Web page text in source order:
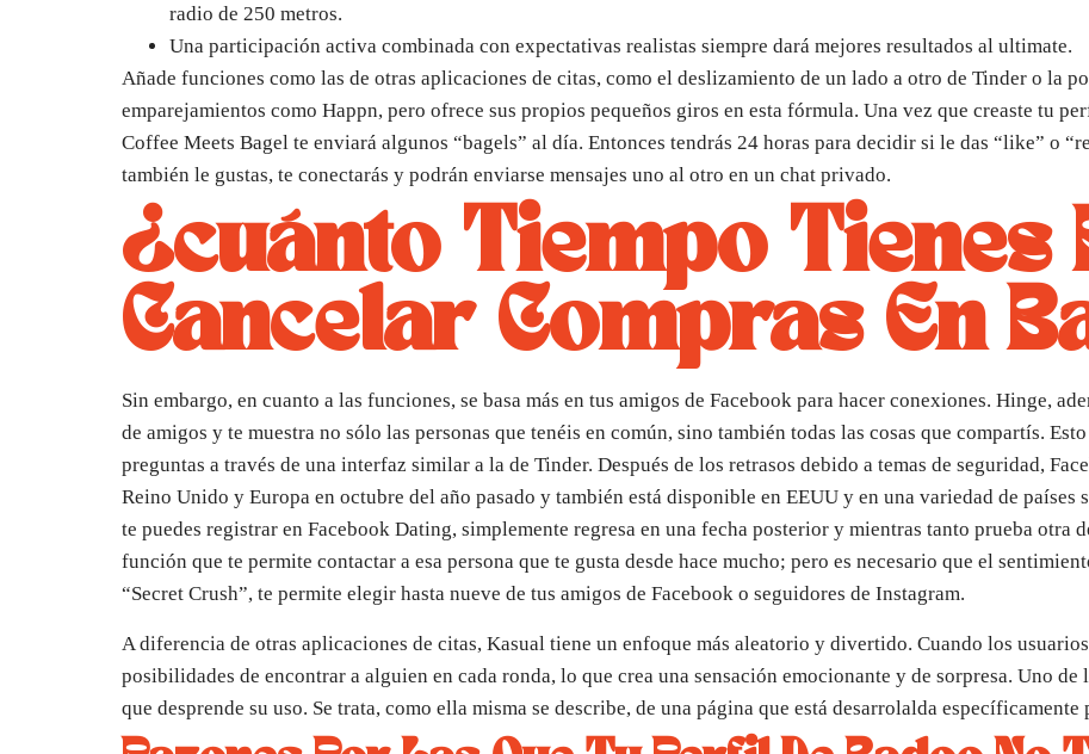
radio de 250 metros.
Una participación activa combinada con expectativas realistas siempre dará mejores resultados al ultimate.
Añade funciones como las de otras aplicaciones de citas, como el deslizamiento de un lado a otro de Tinder o la
emparejamientos como Happn, pero ofrece sus propios pequeños giros en esta fórmula. Una vez que creaste tu
Coffee Meets Bagel te enviará algunos “bagels” al día. Entonces tendrás 24 horas para decidir si le das “like” o
también le gustas, te conectarás y podrán enviarse mensajes uno al otro en un chat privado.
¿cuánto Tiempo Tienes
Cancelar Compras En
Sin embargo, en cuanto a las funciones, se basa más en tus amigos de Facebook para hacer conexiones. Hinge,
de amigos y te muestra no sólo las personas que tenéis en común, sino también todas las cosas que compartís.
preguntas a través de una interfaz similar a la de Tinder. Después de los retrasos debido a temas de seguridad,
Reino Unido y Europa en octubre del año pasado y también está disponible en EEUU y en una variedad de países
te puedes registrar en Facebook Dating, simplemente regresa en una fecha posterior y mientras tanto prueba otra
función que te permite contactar a esa persona que te gusta desde hace mucho; pero es necesario que el
“Secret Crush”, te permite elegir hasta nueve de tus amigos de Facebook o seguidores de Instagram.
A diferencia de otras aplicaciones de citas, Kasual tiene un enfoque más aleatorio y divertido. Cuando los
posibilidades de encontrar a alguien en cada ronda, lo que crea una sensación emocionante y de sorpresa. Uno
que desprende su uso. Se trata, como ella misma se describe, de una página que está desarrolalda específicamente